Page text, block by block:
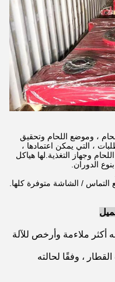
، وموضع اللحام وتحقيق
، التي يمكن اعتمادها ،
وجهاز التغذية.لها هياكل
الدوران.
أكثر ملاءمة وأرخص للآلة
، وفقًا لحالته